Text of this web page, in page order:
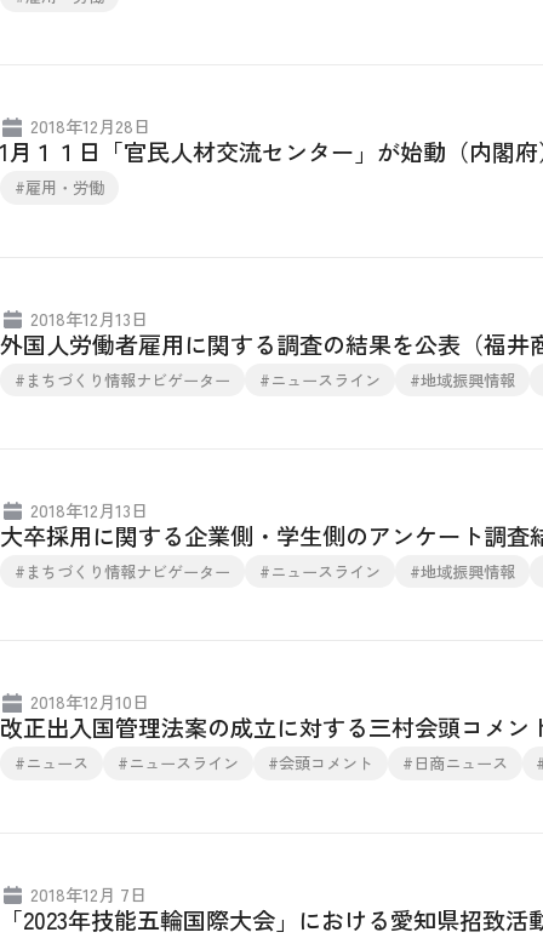
2018年12月28日
1月１１日「官民人材交流センター」が始動（内閣
#雇用・労働
2018年12月13日
外国人労働者雇用に関する調査の結果を公表（福井
#まちづくり情報ナビゲーター #ニュースライン #地域振興情報
2018年12月13日
大卒採用に関する企業側・学生側のアンケート調
#まちづくり情報ナビゲーター #ニュースライン #地域振興情報
2018年12月10日
改正出入国管理法案の成立に対する三村会頭コメン
#ニュース #ニュースライン #会頭コメント #日商ニュース
2018年12月 7日
「2023年技能五輪国際大会」における愛知県招致